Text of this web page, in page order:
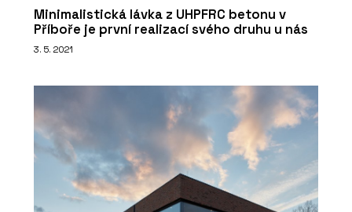
Minimalistická lávka z UHPFRC betonu v
Příboře je první realizací svého druhu u nás
3. 5. 2021